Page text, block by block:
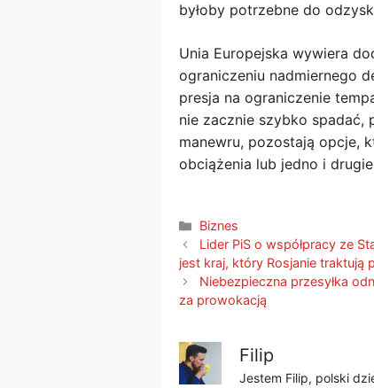
byłoby potrzebne do
Unia Europejska wywiera
ograniczeniu nadmiernego
presja na ograniczenie
nie zacznie szybko spadać,
manewru, pozostają opcje,
obciążenia lub jedno i
Kategorie
Biznes
Lider PiS o współpracy ze
jest kraj, który Rosjanie traktują
Niebezpieczna przesyłka
za prowokacją
Filip
Jestem Filip, polski